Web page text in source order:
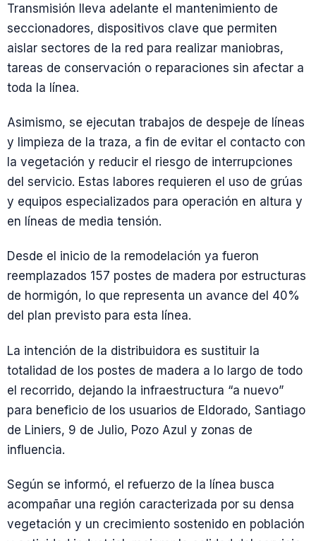
Transmisión lleva adelante el mantenimiento de
seccionadores, dispositivos clave que permiten
aislar sectores de la red para realizar maniobras,
tareas de conservación o reparaciones sin afectar a
toda la línea.
Asimismo, se ejecutan trabajos de despeje de líneas
y limpieza de la traza, a fin de evitar el contacto con
la vegetación y reducir el riesgo de interrupciones
del servicio. Estas labores requieren el uso de grúas
y equipos especializados para operación en altura y
en líneas de media tensión.
Desde el inicio de la remodelación ya fueron
reemplazados 157 postes de madera por estructuras
de hormigón, lo que representa un avance del 40%
del plan previsto para esta línea.
La intención de la distribuidora es sustituir la
totalidad de los postes de madera a lo largo de todo
el recorrido, dejando la infraestructura “a nuevo”
para beneficio de los usuarios de Eldorado, Santiago
de Liniers, 9 de Julio, Pozo Azul y zonas de
influencia.
Según se informó, el refuerzo de la línea busca
acompañar una región caracterizada por su densa
vegetación y un crecimiento sostenido en población